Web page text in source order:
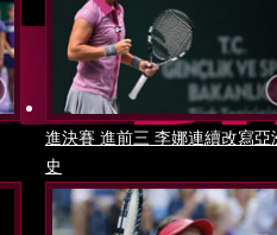
進決賽 進前三 李娜連續改寫亞
史